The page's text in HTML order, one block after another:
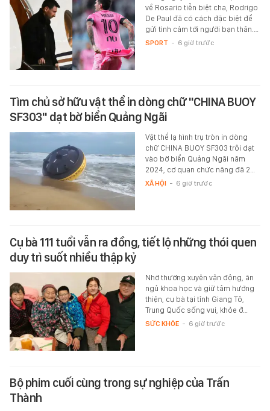
về Rosario tiễn biệt cha, Rodrigo
De Paul đã có cách đặc biệt để
gửi tình cảm tới người bạn thân.…
SPORT - 6 giờ trước
Tìm chủ sở hữu vật thể in dòng chữ "CHINA BUOY
SF303" dạt bờ biển Quảng Ngãi
Vật thể lạ hình trụ tròn in dòng
chữ CHINA BUOY SF303 trôi dạt
vào bờ biển Quảng Ngãi năm
2024, cơ quan chức năng đã 2…
XÃ HỘI - 6 giờ trước
Cụ bà 111 tuổi vẫn ra đồng, tiết lộ những thói quen
duy trì suốt nhiều thập kỷ
Nhờ thường xuyên vận động, ăn
ngủ khoa học và giữ tâm hướng
thiện, cụ bà tại tỉnh Giang Tô,
Trung Quốc sống vui, khỏe ở…
SỨC KHỎE - 6 giờ trước
Bộ phim cuối cùng trong sự nghiệp của Trấn
Thành